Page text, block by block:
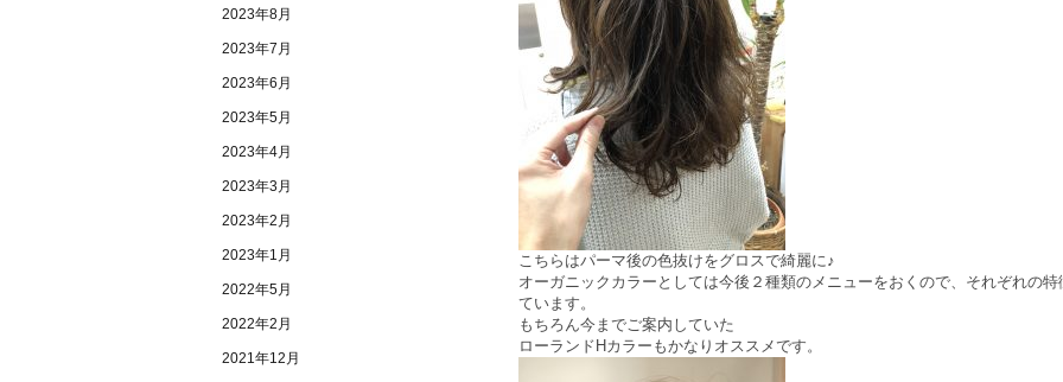
2023年8月
2023年7月
2023年6月
2023年5月
2023年4月
2023年3月
2023年2月
2023年1月
2022年5月
2022年2月
2021年12月
こちらはパーマ後の色抜けをグロスで綺麗に♪
オーガニックカラーとしては今後２種類のメニューをおくので、それぞれの
ています。
もちろん今までご案内していた
ローランドHカラーもかなりオススメです。